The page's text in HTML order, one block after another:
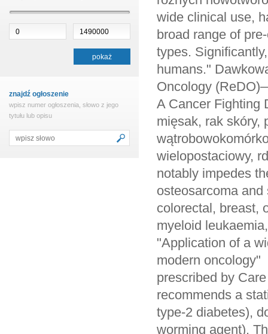
znajdź ogłoszenie
wpisz numer ogłoszenia, słowo z jego
tytułu lub opisu